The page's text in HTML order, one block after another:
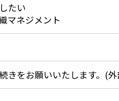
たい
マネジメント
きをお願いいたします。(